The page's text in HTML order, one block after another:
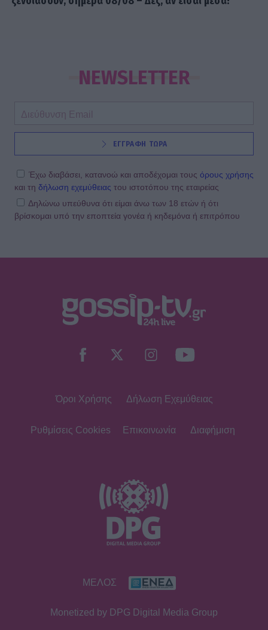
NEWSLETTER
ΕΓΓΡΑΦΗ ΤΩΡΑ
Έχω διαβάσει, κατανοώ και αποδέχομαι τους όρους χρήσης
και τη δήλωση εχεμύθειας του ιστοτόπου της εταιρείας
Δηλώνω υπεύθυνα ότι είμαι άνω των 18 ετών ή ότι
βρίσκομαι υπό την εποπτεία γονέα ή κηδεμόνα ή επιτρόπου
Όροι Χρήσης Δήλωση Εχεμύθειας
Ρυθμίσεις Cookies Επικοινωνία Διαφήμιση
ΜΕΛΟΣ
Monetized by DPG Digital Media Group